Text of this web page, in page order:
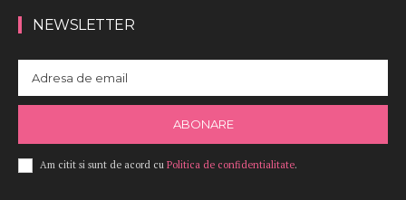
NEWSLETTER
ABONARE
Am citit si sunt de acord cu Politica de confidentialitate.